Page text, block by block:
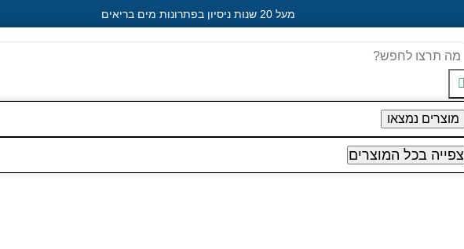
מעל 20 שנות ניסיון בפתרונות מים בריאים
מוצרים נמצאו
צפייה בכל המוצרים